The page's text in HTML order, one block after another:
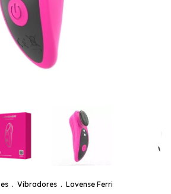
. Vibradores . Lovense Ferri